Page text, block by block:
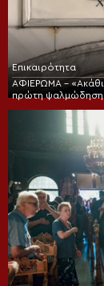
Επικαιρότητα
ΑΦΙΕΡΩΜΑ –
πρώτη ψαλμώδηση